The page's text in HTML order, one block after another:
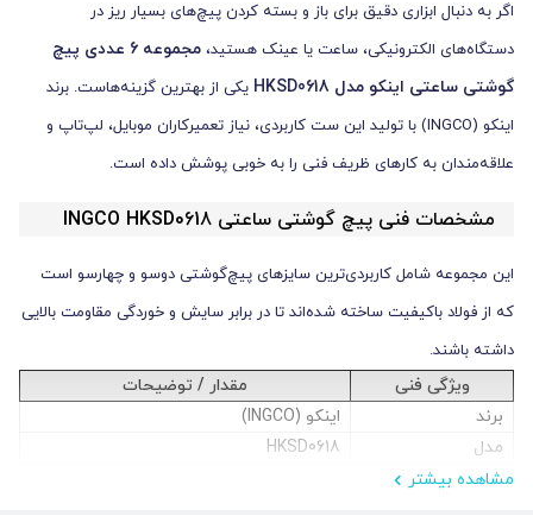
اگر به دنبال ابزاری دقیق برای باز و بسته کردن پیچ‌های بسیار ریز در
دستگاه‌های الکترونیکی، ساعت یا عینک هستید،
مجموعه 6 عددی پیچ
گوشتی ساعتی اینکو مدل HKSD0618
یکی از بهترین گزینه‌هاست. برند
اینکو (INGCO) با تولید این ست کاربردی، نیاز تعمیرکاران موبایل، لپ‌تاپ و
علاقه‌مندان به کارهای ظریف فنی را به خوبی پوشش داده است.
مشخصات فنی پیچ گوشتی ساعتی INGCO HKSD0618
این مجموعه شامل کاربردی‌ترین سایزهای پیچ‌گوشتی دوسو و چهارسو است
که از فولاد باکیفیت ساخته شده‌اند تا در برابر سایش و خوردگی مقاومت بالایی
داشته باشند.
ویژگی فنی
مقدار / توضیحات
برند
اینکو (INGCO)
مدل
HKSD0618
تعداد در مجموعه
مشاهده بیشتر